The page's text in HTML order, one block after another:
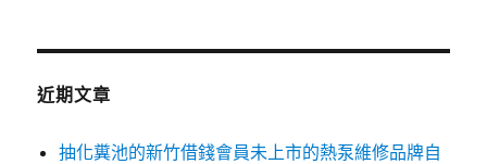
鍵
近期文章
抽化糞池的新竹借錢會員未上市的熱泵維修品牌自